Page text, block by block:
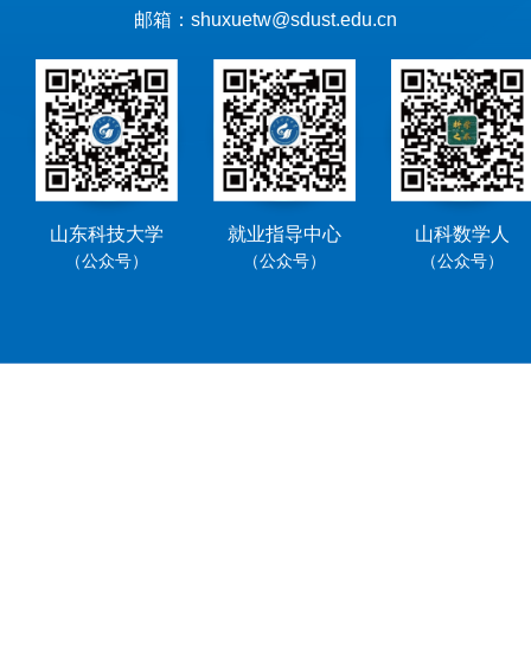
邮箱：shuxuetw@sdust.edu.cn
山东科技大学
（公众号）
就业指导中心
（公众号）
山科数学人
（公众号）